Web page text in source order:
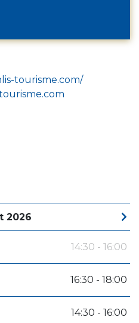
2026
14:30 - 16:00
16:30 - 18:00
14:30 - 16:00
tourisme.com/